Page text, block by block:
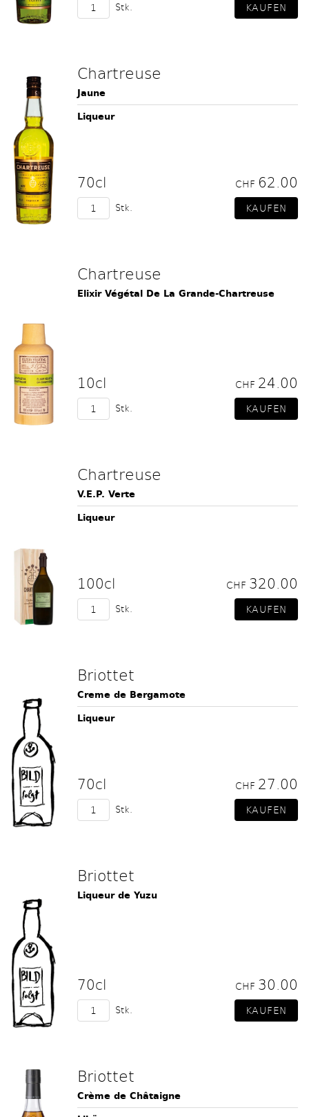
Stk.
Chartreuse
Jaune
Liqueur
70cl CHF 62.00
Stk.
Chartreuse
Elixir Végétal De La Grande-Chartreuse
10cl CHF 24.00
Stk.
Chartreuse
V.E.P. Verte
Liqueur
100cl CHF 320.00
Stk.
Briottet
Creme de Bergamote
Liqueur
70cl CHF 27.00
Stk.
Briottet
Liqueur de Yuzu
70cl CHF 30.00
Stk.
Briottet
Crème de Châtaigne